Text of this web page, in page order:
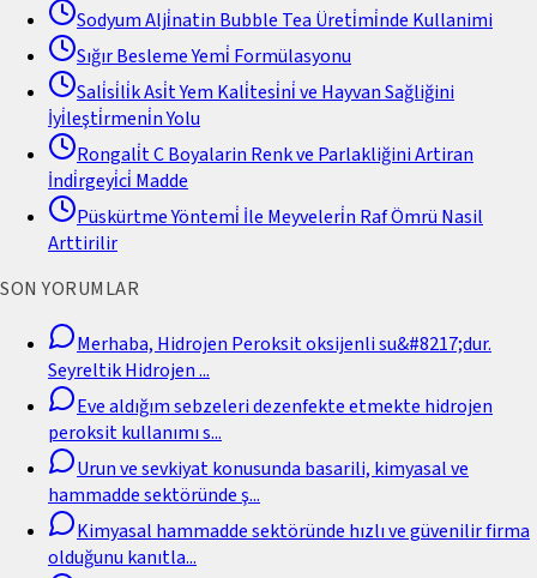
Sodyum Alji̇natin Bubble Tea Üreti̇mi̇nde Kullanimi
Sığır Besleme Yemi̇ Formülasyonu
Sali̇si̇li̇k Asi̇t Yem Kali̇tesi̇ni̇ ve Hayvan Sağliğini
İyi̇leşti̇rmeni̇n Yolu
Rongali̇t C Boyalarin Renk ve Parlakliğini Artiran
İndi̇rgeyi̇ci̇ Madde
Püskürtme Yöntemi̇ İle Meyveleri̇n Raf Ömrü Nasil
Arttirilir
SON YORUMLAR
Merhaba, Hidrojen Peroksit oksijenli su&#8217;dur.
Seyreltik Hidrojen...
Eve aldığım sebzeleri dezenfekte etmekte hidrojen
peroksit kullanımı s...
Urun ve sevkiyat konusunda basarili, kimyasal ve
hammadde sektöründe ş...
Kimyasal hammadde sektöründe hızlı ve güvenilir firma
olduğunu kanıtla...